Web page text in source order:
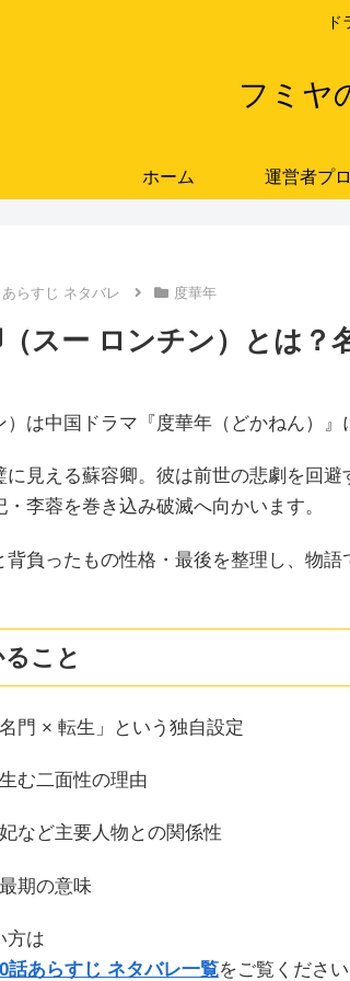
ド
フミヤ
ホーム
らすじ ネタバレ 度華年
スー ロンチン）とは？
は中国ドラマ『度華年（どかねん）』
見える蘇容卿。彼は前世の悲劇を回
李蓉を巻き込み破滅へ向かいます。
負ったもの性格・最後を整理し、物
こと
門 × 転生」という独自設定
む二面性の理由
など主要人物との関係性
期の意味
方は
話あらすじ ネタバレ一覧をご覧ください